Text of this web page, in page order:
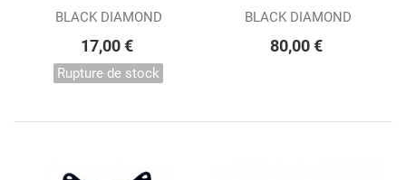
CRAMPON BAG
BLACK DIAMOND
17,00 €
Rupture de stock
MOJI CHARGING...
BLACK DIAMOND
80,00 €